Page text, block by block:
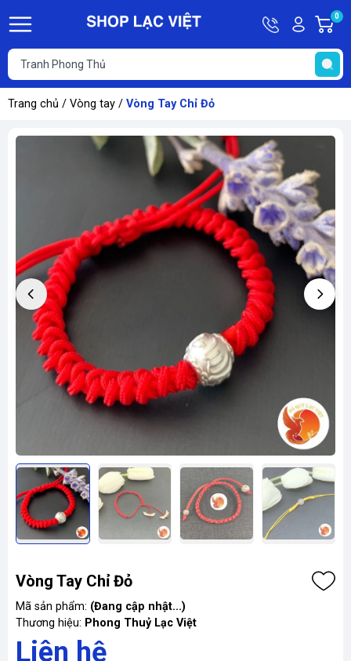
HotlineTài
khoản
Hello,
Khách
0
Trang chủ / Vòng tay / Vòng Tay Chỉ Đỏ
Vòng Tay Chỉ Đỏ
Mã sản phẩm: (Đang cập nhật...)
Thương hiệu: Phong Thuỷ Lạc Việt
Liên hệ